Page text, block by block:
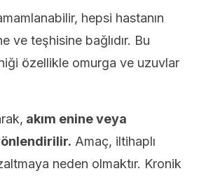
hepsi hastanın
ve teşhisine bağlıdır. Bu
özellikle omurga ve uzuvlar
akım enine veya
Amaç, iltihaplı
neden olmaktır. Kronik